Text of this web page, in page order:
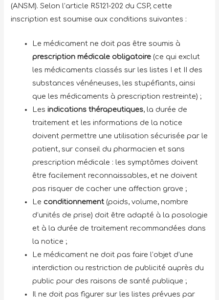
(ANSM). Selon l’article R5121-202 du CSP, cette
inscription est soumise aux conditions suivantes :
Le médicament ne doit pas être soumis à
prescription médicale obligatoire (ce qui exclut
les médicaments classés sur les listes I et II des
substances vénéneuses, les stupéfiants, ainsi
que les médicaments à prescription restreinte) ;
Lesindications thérapeutiques, la durée de
traitement et les informations de la notice
doivent permettre une utilisation sécurisée par le
patient, sur conseil du pharmacien et sans
prescription médicale : les symptômes doivent
être facilement reconnaissables, et ne doivent
pas risquer de cacher une affection grave ;
Le conditionnement (poids, volume, nombre
d’unités de prise) doit être adapté à la posologie
et à la durée de traitement recommandées dans
la notice ;
Le médicament ne doit pas faire l’objet d’une
interdiction ou restriction de publicité auprès du
public pour des raisons de santé publique ;
Il ne doit pas figurer sur les listes prévues par